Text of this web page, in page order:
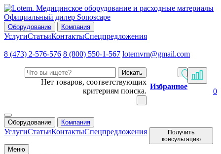
Официальный дилер Sonoscape
Оборудование Компания
УслугиСтатьиКонтактыСпецпредложения
8 (473) 2-576-576 8 (800) 550-1-567 lotemvrn@gmail.com
Искать
Нет товаров, соответствующих
критериям поиска.
Избранное
0
Оборудование Компания
УслугиСтатьиКонтактыСпецпредложения
Получить
консультацию
Меню